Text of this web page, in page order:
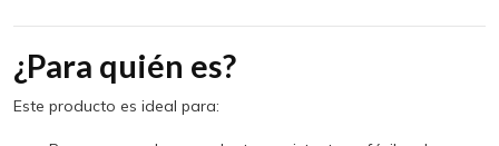
¿Para quién es?
Este producto es ideal para: